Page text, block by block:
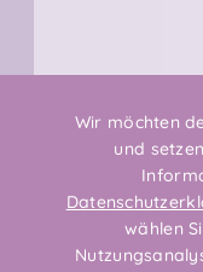
Wir möchten
und
wählen